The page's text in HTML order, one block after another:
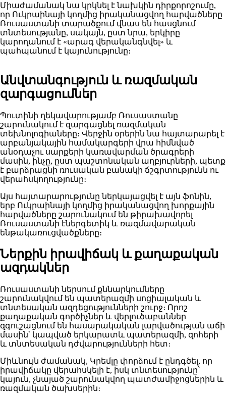
Միաժամանակ նա կրկնել է նախկին դիրքորոշումը,
որ Ուկրաինայի կողմից իրականացվող հարվածները
Ռուսաստանի տարածքում վնաս են հասցնում
տնտեսությանը, սակայն, ըստ նրա, երկիրը
կարողանում է «արագ վերականգնվել» և
պահպանում է կայունությունը։
Անվտանգություն և ռազմական
զարգացումներ
Պուտինի ղեկավարությամբ Ռուսաստանը
շարունակում է զարգացնել ռազմական
տեխնոլոգիաները։ Վերջին օրերին նա հայտարարել է
արբանյակային համակարգերի վրա հիմնված
անօդաչու սարքերի կառավարման ծրագրերի
մասին, ինչը, ըստ պաշտոնական աղբյուրների, պետք
է բարձրացնի ռուսական բանակի ճշգրտությունն ու
վերահսկողությունը։
Այս հայտարարությունը ներկայացվել է այն ֆոնին,
երբ Ուկրաինայի կողմից իրականացվող խորքային
հարվածները շարունակում են թիրախավորել
Ռուսաստանի էներգետիկ և ռազմավարական
ենթակառուցվածքները։
Ներքին իրավիճակ և քաղաքական
ազդակներ
Ռուսաստանի ներսում քննարկումները
շարունակվում են պատերազմի սոցիալական և
տնտեսական ազդեցությունների շուրջ։ Որոշ
քաղաքական գործիչներ և վերլուծաբաններ
զգուշացնում են հասարակական լարվածության աճի
մասին՝ կապված երկարատև պատերազմի, զոհերի
և տնտեսական դժվարությունների հետ։
Միևնույն ժամանակ, Կրեմլը փորձում է ընդգծել, որ
իրավիճակը վերահսկելի է, իսկ տնտեսությունը՝
կայուն, չնայած շարունակվող պատժամիջոցներին և
ռազմական ծախսերին։